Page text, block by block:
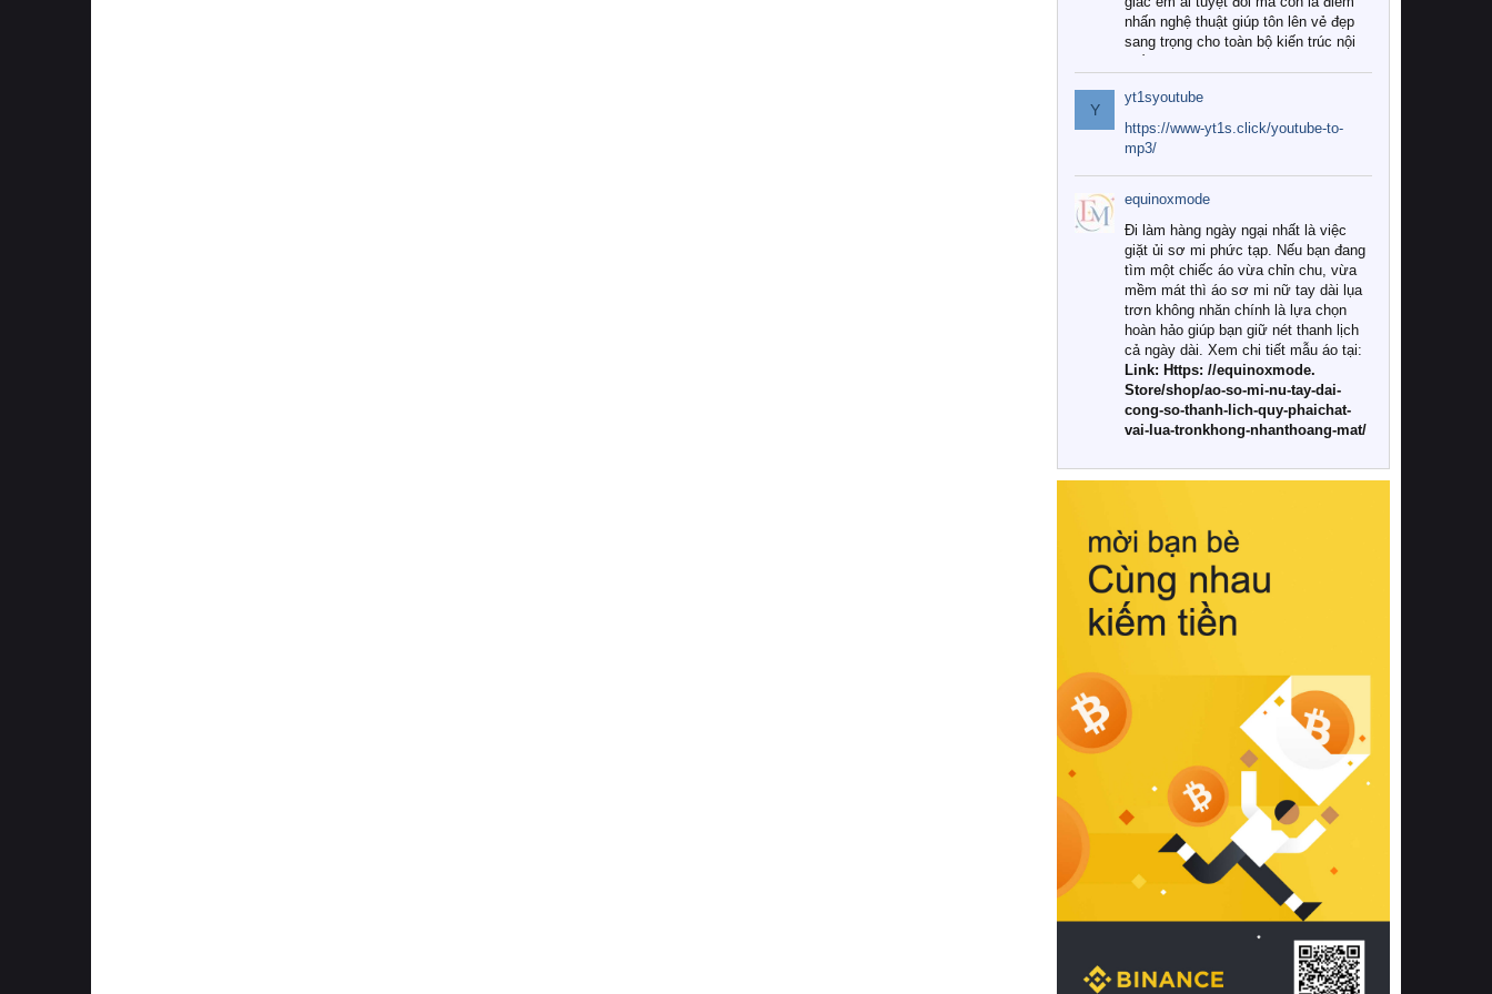
nhấn nghệ thuật giúp tôn lên vẻ đẹp
sang trọng cho toàn bộ kiến trúc nội
Tuy nhiên, giữa thị trường đa dạng
với vô vàn thương hiệu và mẫu mã
như hiện nay, làm thế nào để chọn
được những bộ chăn ga gối đệm cao
cấp thực sự chất lượng, phù hợp với
khí hậu và nhu cầu sử dụng của gia
đình? Hãy cùng chúng tôi đi tìm lời
giải đáp chi tiết qua bài viết dưới đây.
1. Tại sao các gia đình hiện đại lại ưa
chuộng chăn ga gối đệm cao cấp?
Khác với các dòng sản phẩm thông
thường, những bộ chăn ga gối đệm
cao cấp trải qua quy trình sản xuất
nghiêm ngặt từ khâu chọn lọc nguyên
liệu tự nhiên đến công nghệ dệt
nhuộm hiện đại không chứa hóa chất
này, bạn sẽ cảm nhận rõ rệt sự khác
hồi chuẩn xác của phần đệm nâng đỡ
cột sống.
Bên cạnh đó, việc lựa chọn các dòng
sản phẩm đạt chuẩn chất lượng quốc
tế còn giúp ngăn ngừa tình trạng kích
khuẩn và nấm mốc trong điều kiện
thời tiết nóng ẩm. Bạn có thể tìm hiểu
thêm các nghiên cứu khoa học về tác
động của giấc ngủ và môi trường
phòng ngủ đối với sức khỏe con
người tại Sleep Foundation (External
Link) để có cái nhìn toàn diện hơn.
2. Các tiêu chí vàng khi lựa chọn
chăn ga gối đệm cao cấp cho phòng
ngủ
Để sở hữu một bộ chăn ga gối đệm
cao cấp hoàn hảo cả về thẩm mỹ lẫn
công năng, người tiêu dùng cần cân
nhắc kỹ lưỡng các tiêu chí quan trọng
Y
yt1syoutube
https://www-yt1s.click/youtube-to-
mp3/
equinoxmode
Đi làm hàng ngày ngại nhất là việc
giặt ủi sơ mi phức tạp. Nếu bạn đang
tìm một chiếc áo vừa chỉn chu, vừa
mềm mát thì áo sơ mi nữ tay dài lụa
trơn không nhăn chính là lựa chọn
hoàn hảo giúp bạn giữ nét thanh lịch
cả ngày dài. Xem chi tiết mẫu áo tại:
Link: Https: //equinoxmode.
Store/shop/ao-so-mi-nu-tay-dai-
cong-so-thanh-lich-quy-phaichat-
vai-lua-tronkhong-nhanthoang-mat/